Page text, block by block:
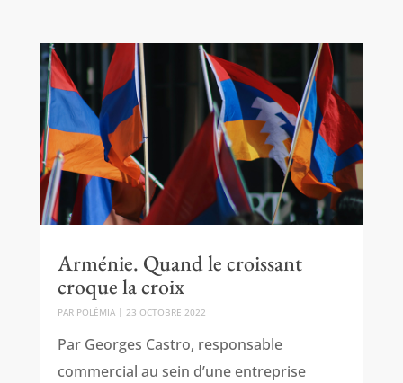
Arménie. Quand le croissant
croque la croix
PAR POLÉMIA| 23 OCTOBRE 2022
Par Georges Castro, responsable
commercial au sein d’une entreprise